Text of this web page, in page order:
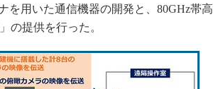
を用いた通信機器の開発と、80GHz帯高
の提供を行った。